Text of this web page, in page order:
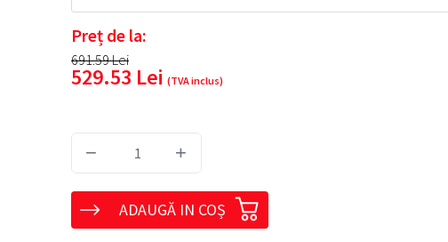
Preț de la:
691.59Lei
529.53 Lei (TVA inclus)
− +
ADAUGĂ IN COȘ